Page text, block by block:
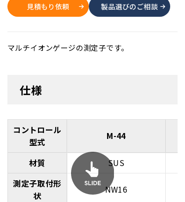
見積もり依頼 製品選びのご相談
マルチイオンゲージの測定子です。
仕様
コントロール
型式
M-44
材質
SUS
測定子取付形
状
NW16